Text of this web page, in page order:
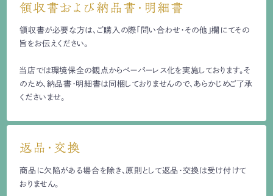
領収書および納品書・明細書
領収書が必要な方は、ご購入の際「問い合わせ・その他」欄にてその
旨をお伝えください。
当店では環境保全の観点からペーパーレス化を実施しております。そ
のため、納品書・明細書は同梱しておりませんので、あらかじめご了承
くださいませ。
返品・交換
商品に欠陥がある場合を除き、原則として返品・交換は受け付けて
おりません。